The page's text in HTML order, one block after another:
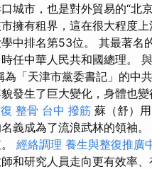
城市，也是對外貿易的“北
擁有租界，這在很大程度
中排名第53位。 其最著名
任中華人民共和國總理。
為「天津市黨委書記」的中
發生了巨大變化，身體也變
整骨 台中 撥筋 蘇（舒）
義成為了流浪武林的領袖
經絡調理 養生與整復推廣
和研究人員走向更有效率、